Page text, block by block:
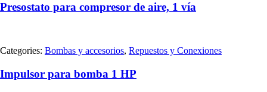
Presostato para compresor de aire, 1 vía
Categories: Bombas y accesorios, Repuestos y Conexiones
Impulsor para bomba 1 HP